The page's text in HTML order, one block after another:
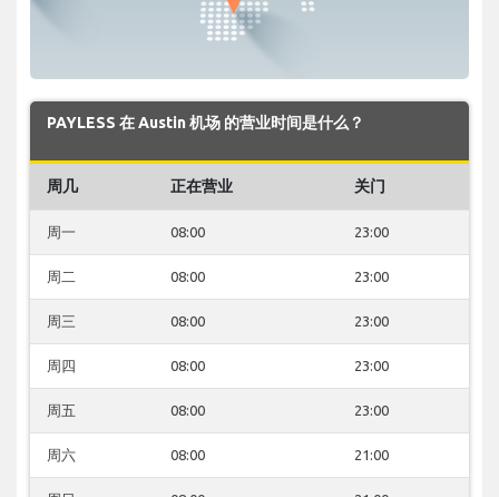
PAYLESS 在 Austin 机场 的营业时间是什么？
周几 正在营业 关门
周一 08:00 23:00
周二 08:00 23:00
周三 08:00 23:00
周四 08:00 23:00
周五 08:00 23:00
周六 08:00 21:00